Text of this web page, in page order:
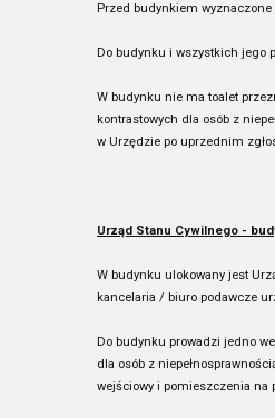
Przed budynkiem wyznaczone
Do budynku i wszystkich jego
W budynku nie ma toalet
kontrastowych dla osób z
w Urzędzie po uprzednim
Urząd Stanu Cywilnego -
W budynku ulokowany jest
kancelaria / biuro podawcze
Do budynku prowadzi jedno
dla osób z
wejściowy i pomieszczenia na